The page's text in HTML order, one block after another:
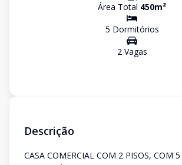
Área Total 450m²
5 Dormitórios
2Vagas
Descrição
CASA COMERCIAL COM 2 PISOS, COM 5